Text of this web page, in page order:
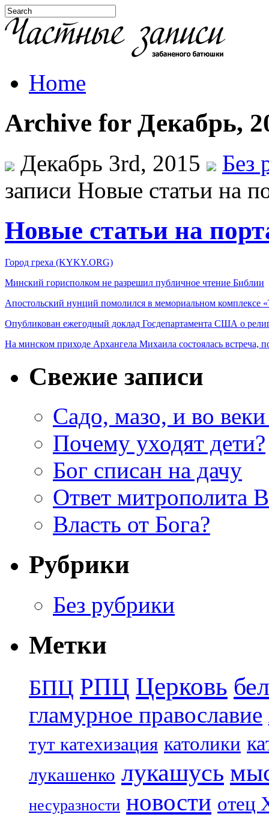
Home
Archive for Декабрь,
Декабрь 3rd, 2015
Без
записи Новые статьи на
Новые статьи на
Город греха (KYKY.ORG)
Минский горисполком не разрешил публичное чтение Библии
Апостольский нунций помолился в мемориальном комплексе
Опубликован ежегодный доклад Госдепартамента США о
На минском приходе Архангела Михаила состоялась встреча,
Свежие записи
Садо, мазо, и во веки
Почему уходят дети?
Бог списан на дачу
Ответ митрополита
Власть от Бога?
Рубрики
Без рубрики
Метки
БПЦ РПЦ Церковь
гламурное православие
тут катехизация католики
лукашенко лукашусь
несуразности новости отец